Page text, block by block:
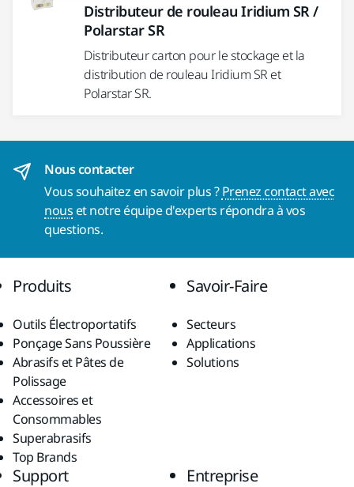
Distributeur de rouleau Iridium SR /
Polarstar SR
Distributeur carton pour le stockage et la
distribution de rouleau Iridium SR et
Polarstar SR.
Nous contacter
Vous souhaitez en savoir plus ?Prenez contact avec
nous et notre équipe d'experts répondra à vos
questions.
Produits
Outils Électroportatifs
Ponçage Sans Poussière
Abrasifs et Pâtes de
Polissage
Accessoires et
Consommables
Superabrasifs
Top Brands
Savoir-Faire
Secteurs
Applications
Solutions
Support Entreprise